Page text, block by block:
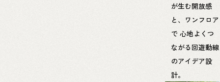
が生む開放感
と、ワンフロア
で 心地よくつ
ながる回遊動線
のアイデア設
計。